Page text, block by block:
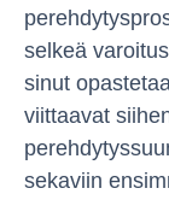
selkeä
sinut
viittaavat
sekaviin